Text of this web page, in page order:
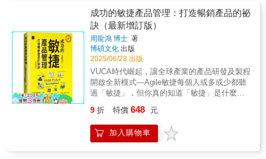
的創業者，它還會徹底改善你的方法、訊息和
行銷策略。這本書不只是會員計畫的入門書，
也是一部事業建立器。」——芭莉．鮑姆賈納
（Bari Baumgardner），SAGE活動管理公司
創辦人「史都．麥克拉倫有真材實料，我在
Membership.io與他同事時，親眼見證他在會員
領域的深厚專業。他的見解實用、有力又具行
動性，若你真心想要成長，麥克拉倫一定是你
Martell），《華爾街日報》暢銷書《買回你的
麥克拉倫是會員計畫的天才。他懂得如何讓你
相信自己的事業、說服你採取行動，並教你打
造長久運行的事業。如果你因為恐懼而裹足不
平台規則、用戶口味改變，感覺做得再多，也
無法精準打中對方的心。於是⋯⋯聽說SEO很
重要，就注重關鍵字；聽說社群平台不可或
缺，就努力增加發文；聽說要做用戶分析，就
緊盯Google搜尋控制台⋯⋯結果銷售狀況或數
據仍然慘澹淒涼!!本書作者也曾走過內容經營的
低谷期，直到他轉而追問一個最本質的問題：
「人類的慾望，到底從哪裡來？」結合達爾文
進化論與心理學、認知科學等最新學說，發展
出一套嶄新行銷理論──【進化論行銷學】，設
用，不藏私大公開！在資訊爆炸、注意力被無
限稀釋的時代，不缺內容與行銷工具，缺的是
「對人心運作方式的真正理解」。每一個消費
成功的敏捷產品管理：打造暢銷產品的祕
訣（最新增訂版）
周龍鴻 博士 著
博碩文化 出版
2025/06/23 出版
VUCA時代崛起，讓全球產業的產品研發及製程
開啟全新模式—Agile敏捷每個人或多或少都聽
過「敏捷」，但你真的知道「敏捷」是什麼
速、競爭激烈的市場當中，無不努力爭取一席
之地，而著重於迭代、溝通與客戶需求的「敏
捷式開發」，賦予企業在產品開發上更靈活、
9 折 特價 648 元
加入購物車